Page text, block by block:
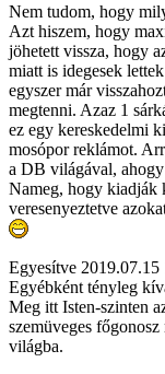
Nem tudom, hogy
Azt hiszem, hogy
jöhetett vissza, hogy
miatt is idegesek
egyszer már
megtenni. Azaz 1
ez egy kereskedelmi
mosópor reklámot.
a DB világával,
Nameg, hogy kiadják
veresenyeztetve
Egyesítve 2019.07.15
Egyébként tényleg
Meg itt Isten-szinten
szemüveges
világba.